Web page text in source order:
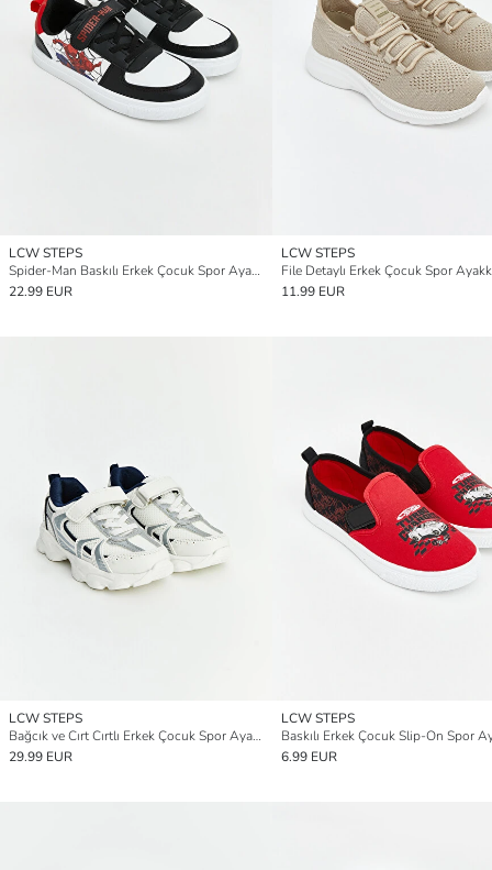
LCW STEPS
Spider-Man Baskılı Erkek Çocuk Spor Ayakkabı
22.99 EUR
LCW STEPS
File Detaylı Erkek Çocuk Spor
11.99 EUR
LCW STEPS
Bağcık ve Cırt Cırtlı Erkek Çocuk Spor Ayakkabı
29.99 EUR
LCW STEPS
Baskılı Erkek Çocuk Slip-On Spor
6.99 EUR